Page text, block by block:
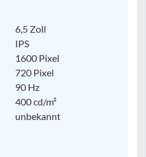
6,5 Zoll
IPS
1600 Pixel
720 Pixel
90 Hz
400 cd/m²
unbekannt